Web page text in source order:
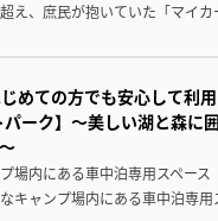
え、庶民が抱いていた「マイ
めての方でも安心して利
パーク】～美しい湖と森に
場内にある車中泊専用スペース
キャンプ場内にある車中泊専